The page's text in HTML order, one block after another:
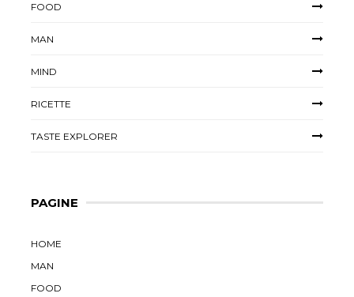
FOOD
MAN
MIND
RICETTE
TASTE EXPLORER
PAGINE
HOME
MAN
FOOD